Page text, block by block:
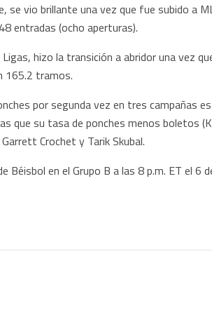
se vio brillante una vez que fue subido a
entradas (ocho aperturas).
hizo la transición a abridor una vez
165.2 tramos.
por segunda vez en tres campañas
que su tasa de ponches menos boletos
Crochet y Tarik Skubal.
Béisbol en el Grupo B a las 8 p.m. ET el 6